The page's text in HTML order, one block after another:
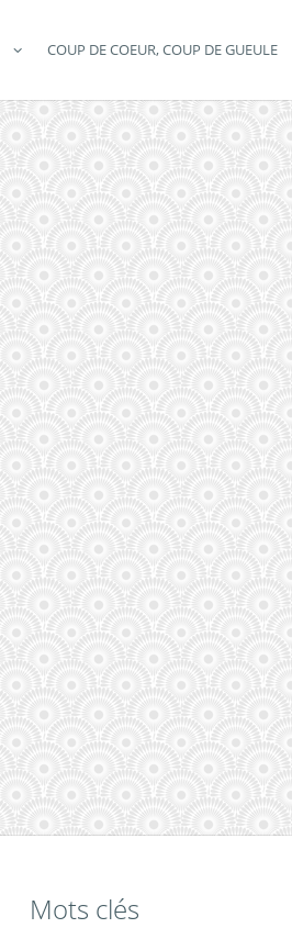
COUP DE COEUR, COUP DE GUEULE
Mots clés